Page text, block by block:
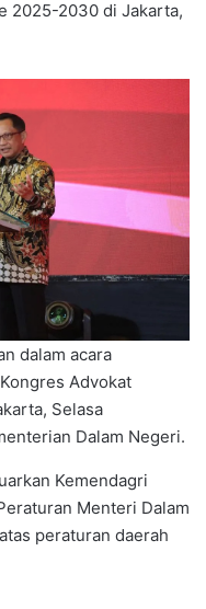
2025-2030 di Jakarta,
dalam acara
Advokat
Selasa
Dalam Negeri.
Kemendagri
Menteri Dalam
peraturan daerah